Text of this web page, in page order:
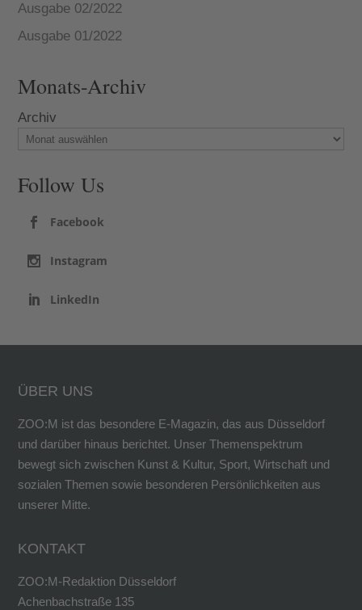
Ausgabe 02/2022
Ausgabe 01/2022
Monats-Archiv
Archiv
Follow Us
Facebook
Instagram
LinkedIn
ÜBER UNS
ZOO:M ist das besondere E-Magazin, das aus Düsseldorf
und darüber hinaus berichtet. Unser Themenspektrum
bewegt sich zwischen Kunst & Kultur, Sport, Wirtschaft und
sozialen Themen sowie besonderen Persönlichkeiten aus
unserer Mitte.
KONTAKT
ZOO:M-Redaktion Düsseldorf
Achenbachstraße 135